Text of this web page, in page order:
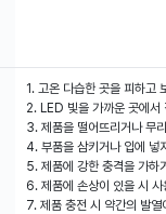
1. 고온 다습한 곳을 피하고
2. LED 빛을 가까운 곳에서
3. 제품을 떨어뜨리거나 무
4. 부품을 삼키거나 입에 넣
5. 제품에 강한 충격을 가하
6. 제품에 손상이 있을 시
7. 제품 충전 시 약간의 발